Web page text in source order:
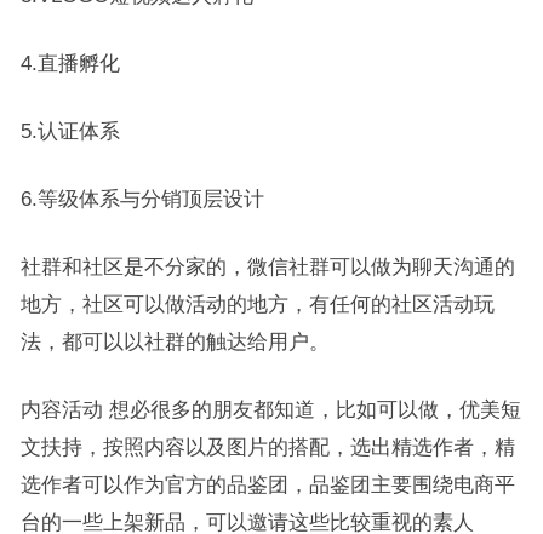
4.直播孵化
5.认证体系
6.等级体系与分销顶层设计
社群和社区是不分家的，微信社群可以做为聊天沟通的
地方，社区可以做活动的地方，有任何的社区活动玩
法，都可以以社群的触达给用户。
内容活动 想必很多的朋友都知道，比如可以做，优美短
文扶持，按照内容以及图片的搭配，选出精选作者，精
选作者可以作为官方的品鉴团，品鉴团主要围绕电商平
台的一些上架新品，可以邀请这些比较重视的素人